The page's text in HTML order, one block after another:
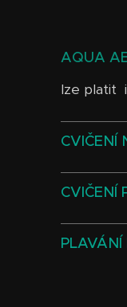
AQUA
lze platit
CVIČENÍ
CVIČENÍ
PLAVÁNÍ